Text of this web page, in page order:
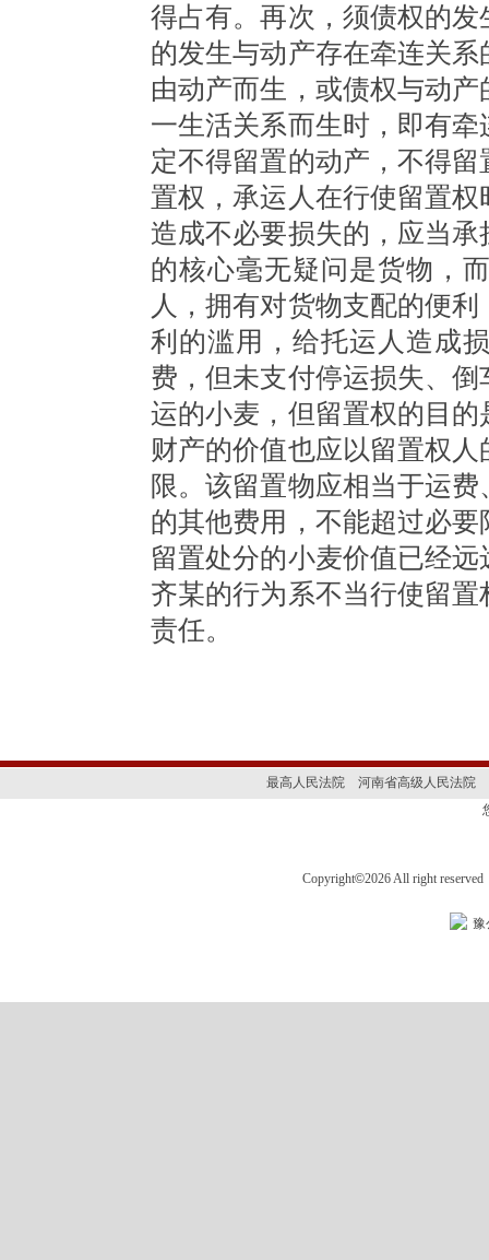
得占有。再次，须债权的
的发生与动产存在牵连关
由动产而生，或债权与动
一生活关系而生时，即有
定不得留置的动产，不得
置权，承运人在行使留置
造成不必要损失的，应当
的核心毫无疑问是货物，
人，拥有对货物支配的便
利的滥用，给托运人造成
费，但未支付停运损失、
运的小麦，但留置权的目
财产的价值也应以留置权
限。该留置物应相当于运
的其他费用，不能超过必
留置处分的小麦价值已经
齐某的行为系不当行使留
责任。
最高人民法院
河南省高级人民法院
Copyright©2026 All right
豫